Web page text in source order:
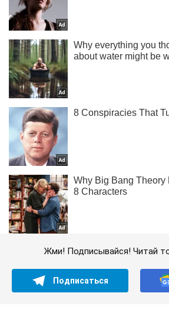
Жми! Подписывайся! Читай
Подписаться